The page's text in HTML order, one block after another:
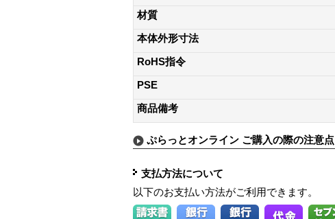
材質
本体外形寸法
RoHS指令
PSE
商品備考
ぷらっとオンライン ご購入の際の注意点
支払方法について
以下のお支払い方法がご利用できます。